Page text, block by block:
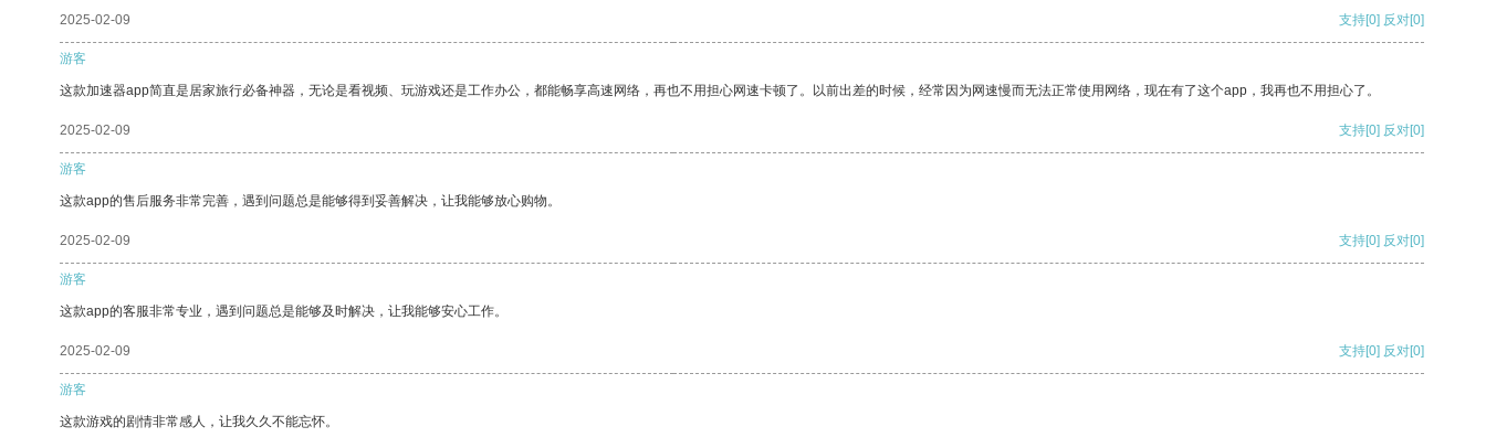
2025-02-09 支持[0] 反对[0]
游客
这款加速器app简直是居家旅行必备神器，无论是看视频、玩游戏还是工作办公，都能畅享高速网络，再也不用担心网速卡顿了。以前出差的时候，经常因为网速慢而无法正常使用网络，现在有了这个app，我再也不用担心了。
2025-02-09 支持[0] 反对[0]
游客
这款app的售后服务非常完善，遇到问题总是能够得到妥善解决，让我能够放心购物。
2025-02-09 支持[0] 反对[0]
游客
这款app的客服非常专业，遇到问题总是能够及时解决，让我能够安心工作。
2025-02-09 支持[0] 反对[0]
游客
这款游戏的剧情非常感人，让我久久不能忘怀。